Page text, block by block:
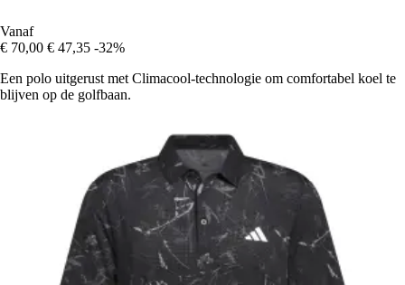
Vanaf
€ 70,00 € 47,35 -32%
Een polo uitgerust met Climacool-technologie om comfortabel koel te
blijven op de golfbaan.